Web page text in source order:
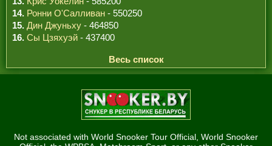
14. Ронни О'Салливан - 550250
15. Дин Джуньху - 464850
16. Сы Цзяхуэй - 437400
Весь список
Not associated with World Snooker Tour Official, World Snooker